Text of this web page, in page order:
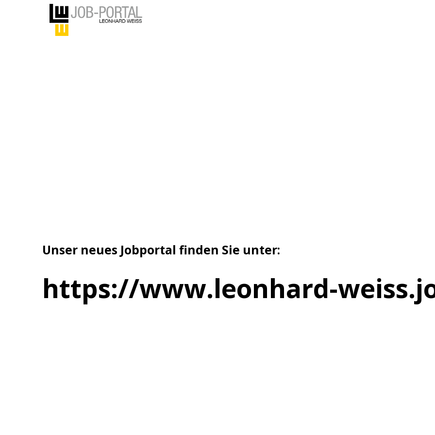
Unser neues Jobportal finden Sie unter:
https://www.leonhard-